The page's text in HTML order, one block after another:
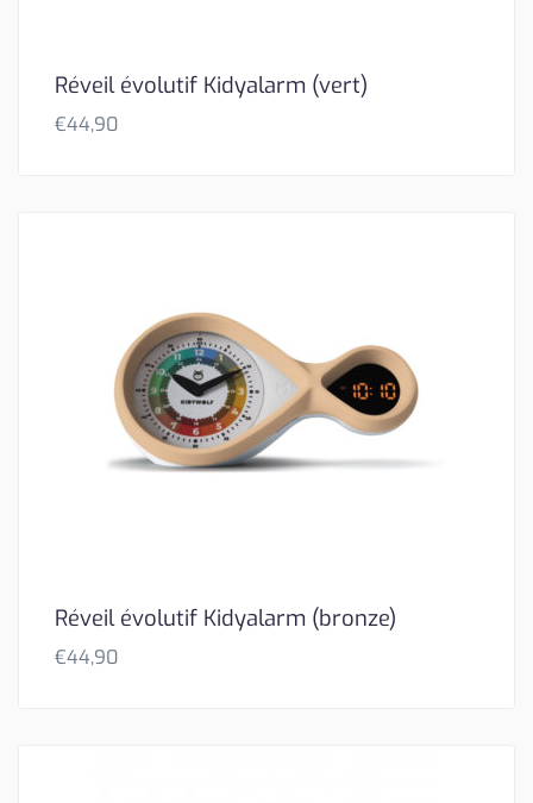
Réveil évolutif Kidyalarm (vert)
€44,90
Réveil évolutif Kidyalarm (bronze)
€44,90